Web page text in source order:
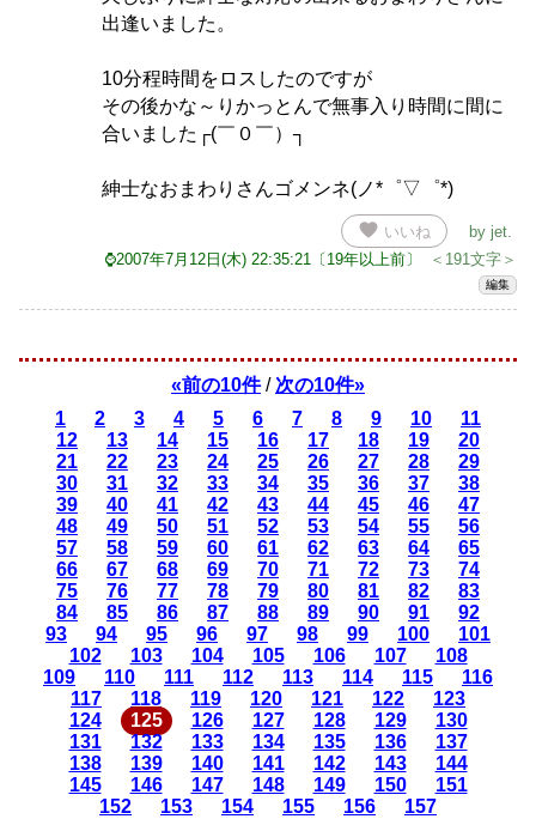
出逢いました。
10分程時間をロスしたのですが
その後かな～りかっとんで無事入り時間に間に
合いました┌(￣０￣）┐
紳士なおまわりさんゴメンネ(ノ*゜▽゜*)
favorite いいね by jet
⌚2007年7月12日(木) 22:35:21〔19年以上前〕
＜191文字＞
編集
«前の10件 / 次の10件»
1
2 3 4 5 6 7 8 9 10
11
12
13 14 15 16 17 18 19
20
21
22 23 24 25 26 27 28
29
30
31 32 33 34 35 36 37
38
39
40 41 42 43 44 45 46
47
48
49 50 51 52 53 54 55
56
57
58 59 60 61 62 63 64
65
66
67 68 69 70 71 72 73
74
75
76 77 78 79 80 81 82
83
84
85 86 87 88 89 90 91
92
93
94 95 96 97 98 99 100
101
102
103 104 105 106 107
108
109
110 111 112 113 114 115
116
117
118 119 120 121 122
123
124
125 126 127 128 129
130
131
132 133 134 135 136
137
138
139 140 141 142 143
144
145
146 147 148 149 150
151
152
153 154 155 156 157